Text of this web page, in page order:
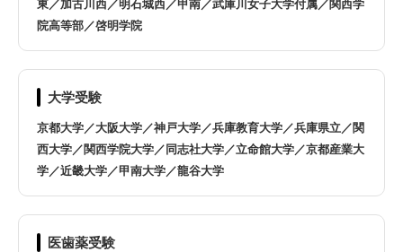
東／加古川西／明石城西／甲南／武庫川女子大学付属／関西学
院高等部／啓明学院
大学受験
京都大学／大阪大学／神戸大学／兵庫教育大学／兵庫県立／関
西大学／関西学院大学／同志社大学／立命館大学／京都産業大
学／近畿大学／甲南大学／龍谷大学
医歯薬受験